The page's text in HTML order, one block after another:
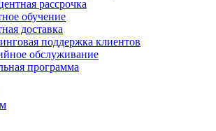
рассрочка
обучение
доставка
поддержка клиентов
обслуживание
программа